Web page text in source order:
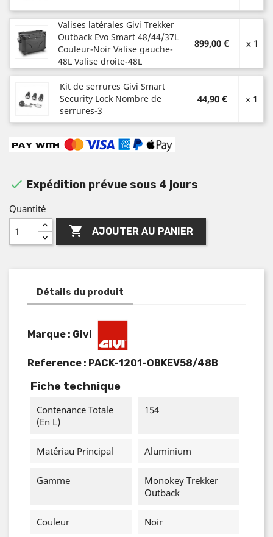
Valises latérales Givi Trekker
Outback Evo Smart 48/44/37L
Couleur-Noir Valise gauche-
48L Valise droite-48L
899,00 € x 1
Kit de serrures Givi Smart
Security Lock Nombre de
serrures-3
44,90 € x 1
 Expédition prévue sous 4 jours
Quantité
 AJOUTER AU PANIER
Détails du produit
Marque : Givi
Reference : PACK-1201-OBKEV58/48B
Fiche technique
Contenance Totale
(en L)
154
Matériau Principal Aluminium
Gamme
Monokey Trekker
Outback
Couleur Noir